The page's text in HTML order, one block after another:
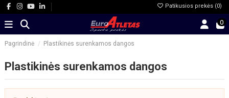
Patikusios prekės (0)
0
Pagrindinė Plastikinės surenkamos dangos
Plastikinės surenkamos dangos